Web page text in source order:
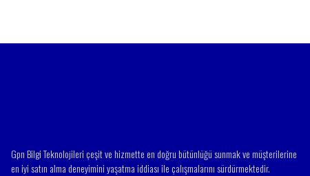
Gpn Bilgi Teknolojileri çeşit ve hizmette en doğru bütünlüğü sunmak ve müşterilerine
en iyi satın alma deneyimini yaşatma iddiası ile çalışmalarını sürdürmektedir.